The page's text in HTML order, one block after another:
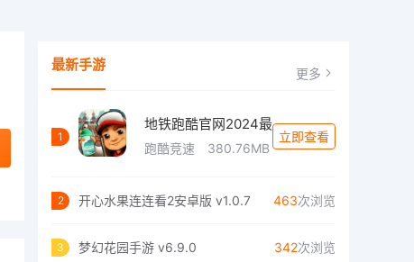
最新手游 更多
1
地铁跑酷官网2024最
跑酷竞速 380.76MB
立即查看
2 开心水果连连看2安卓版 v1.0.7 463次浏览
3 梦幻花园手游 v6.9.0 342次浏览